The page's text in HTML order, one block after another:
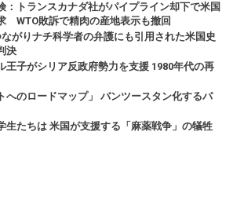
：トランスカナダ社がパイプライン却下で米国
WTO敗訴で精肉の産地表示も撤回
がりナチ科学者の弁護にも引用された米国史
決
王子がシリア反政府勢力を支援 1980年代の再
へのロードマップ」 バンツースタン化するパ
生たちは 米国が支援する「麻薬戦争」の犠牲